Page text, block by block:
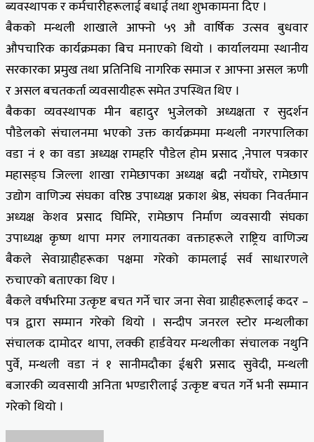
ब्यवस्थापक र कर्मचारीहरूलाई बधाई तथा शुभकामना दिए ।
बैकको मन्थली शाखाले आफ्नो ५९ औ वार्षिक उत्सव बुधवार
औपचारिक कार्यक्रमका बिच मनाएको थियो । कार्यालयमा स्थानीय
सरकारका प्रमुख तथा प्रतिनिधि नागरिक समाज र आफ्ना असल ऋणी
र असल बचतकर्ता व्यवसायीहरू समेत उपस्थित थिए ।
बैकका व्यवस्थापक मीन बहादुर भुजेलको अध्यक्षता र सुदर्शन
पौडेलको संचालनमा भएको उक्त कार्यक्रममा मन्थली नगरपालिका
वडा नं १ का वडा अध्यक्ष रामहरि पौडेल होम प्रसाद ,नेपाल पत्रकार
महासङ्घ जिल्ला शाखा रामेछापका अध्यक्ष बद्री नयाँघरे, रामेछाप
उद्योग वाणिज्य संघका वरिष्ठ उपाध्यक्ष प्रकाश श्रेष्ठ, संघका निवर्तमान
अध्यक्ष केशव प्रसाद घिमिरे, रामेछाप निर्माण व्यवसायी संघका
उपाध्यक्ष कृष्ण थापा मगर लगायतका वक्ताहरूले राष्ट्रिय वाणिज्य
बैकले सेवाग्राहीहरूका पक्षमा गरेको कामलाई सर्व साधारणले
रुचाएको बताएका थिए ।
बैकले वर्षभरिमा उत्कृष्ट बचत गर्ने चार जना सेवा ग्राहीहरूलाई कदर –
पत्र द्वारा सम्मान गरेको थियो । सन्दीप जनरल स्टोर मन्थलीका
संचालक दामोदर थापा, लक्की हार्डवेयर मन्थलीका संचालक नथुनि
पुर्वे, मन्थली वडा नं १ सानीमदौका ईश्वरी प्रसाद सुवेदी, मन्थली
बजारकी व्यवसायी अनिता भण्डारीलाई उत्कृष्ट बचत गर्ने भनी सम्मान
गरेको थियो ।